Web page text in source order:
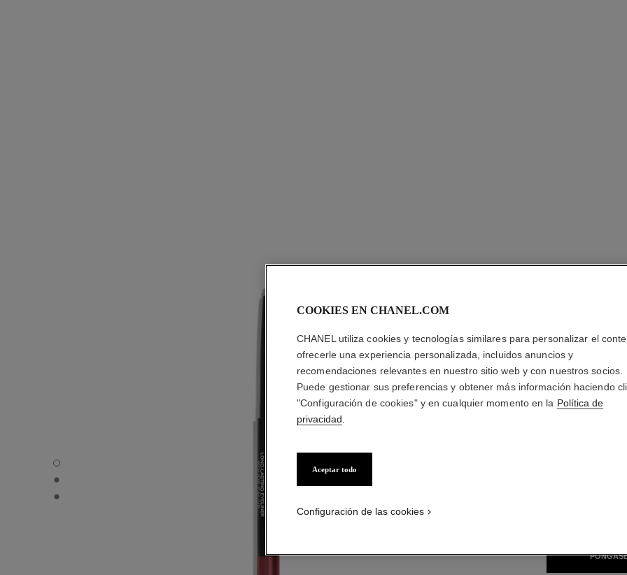
STYLO YEUX WATERPROOF - Vista por defecto
STYLO YEUX WATERPROOF - Vista alternativa 1
STYLO YEUX WATERPROOF - Vista de la textura básica
STYLO
Lápiz de Ojos,
Más información
Ref. 187088
COOKIES EN CHANEL.COM
CHANEL utiliza cookies y tecnologías similares para personalizar el
ofrecerle una experiencia personalizada, incluidos anuncios y
recomendaciones relevantes en nuestro sitio web y con nuestros socios.
Puede gestionar sus preferencias y obtener más información haciendo
"Configuración de cookies" y en cualquier momento en la Política de
privacidad
Aceptar todo
Configuración de las cookies